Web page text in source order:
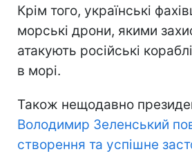
Крім того, українські
морські дрони, якими
атакують російські
в морі.
Також нещодавно
Володимир Зеленський
створення та успішне